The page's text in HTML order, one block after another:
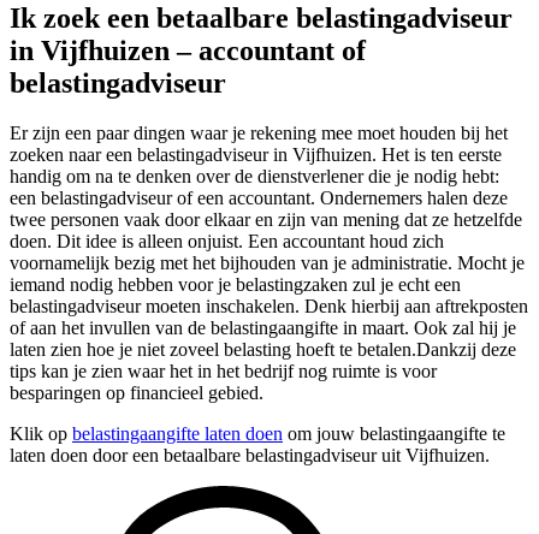
Ik zoek een betaalbare belastingadviseur
in Vijfhuizen – accountant of
belastingadviseur
Er zijn een paar dingen waar je rekening mee moet houden bij het
zoeken naar een belastingadviseur in Vijfhuizen. Het is ten eerste
handig om na te denken over de dienstverlener die je nodig hebt:
een belastingadviseur of een accountant. Ondernemers halen deze
twee personen vaak door elkaar en zijn van mening dat ze hetzelfde
doen. Dit idee is alleen onjuist. Een accountant houd zich
voornamelijk bezig met het bijhouden van je administratie. Mocht je
iemand nodig hebben voor je belastingzaken zul je echt een
belastingadviseur moeten inschakelen. Denk hierbij aan aftrekposten
of aan het invullen van de belastingaangifte in maart. Ook zal hij je
laten zien hoe je niet zoveel belasting hoeft te betalen.Dankzij deze
tips kan je zien waar het in het bedrijf nog ruimte is voor
besparingen op financieel gebied.
Klik op belastingaangifte laten doen om jouw belastingaangifte te
laten doen door een betaalbare belastingadviseur uit Vijfhuizen.